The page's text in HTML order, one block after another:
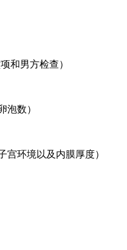
和男方检查）
泡数）
宫环境以及内膜厚度）